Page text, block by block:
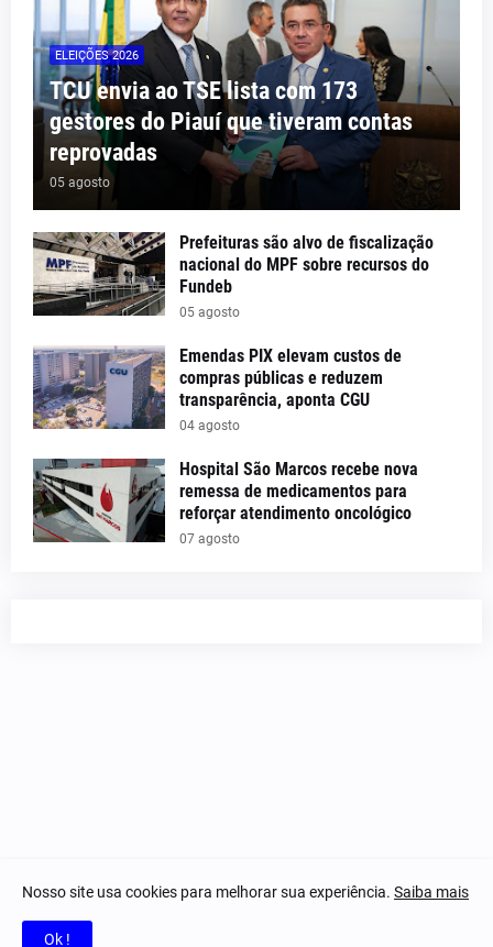
ELEIÇÕES 2026
TCU envia ao TSE lista com 173
gestores do Piauí que tiveram contas
reprovadas
05 agosto
Prefeituras são alvo de fiscalização
nacional do MPF sobre recursos do
Fundeb
05 agosto
Emendas PIX elevam custos de
compras públicas e reduzem
transparência, aponta CGU
04 agosto
Hospital São Marcos recebe nova
remessa de medicamentos para
reforçar atendimento oncológico
07 agosto
© 2023-2025 Notícias Piauí - Todos os direitos reservados.
Nosso site usa cookies para melhorar sua experiência. Saiba mais
Ok !